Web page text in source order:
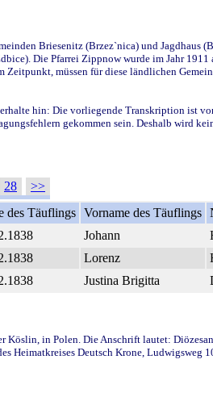
Briesenitz (Brzez`nica) und Jagdhaus
Die Pfarrei Zippnow wurde im Jahr
müssen für diese ländlichen
hin: Die vorliegende Transkription ist
gekommen sein. Deshalb wird
28
>>
des Täuflings Vorname des Täuflings
Johann
Lorenz
Justina Brigitta
in Polen. Die Anschrift lautet:
Heimatkreises Deutsch Krone,